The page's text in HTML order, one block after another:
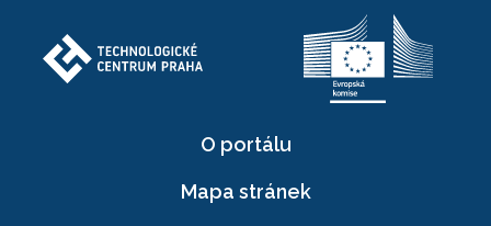
O portálu
Mapa stránek